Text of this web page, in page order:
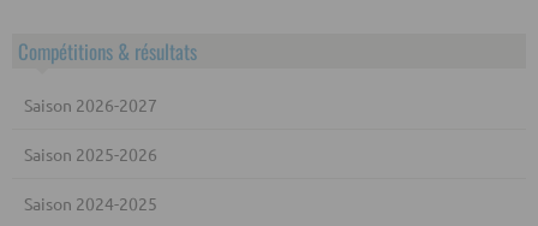
Compétitions & résultats
Saison 2026-2027
Saison 2025-2026
Saison 2024-2025